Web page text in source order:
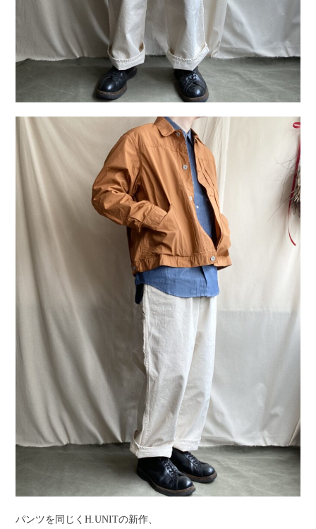
パンツを同じくH.UNITの新作、